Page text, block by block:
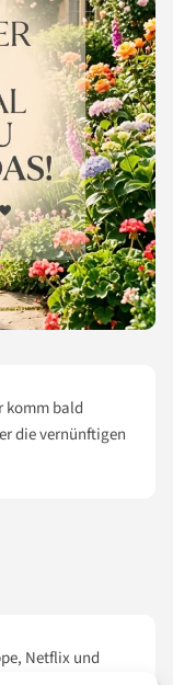
komm bald
die vernünftigen
Netflix und